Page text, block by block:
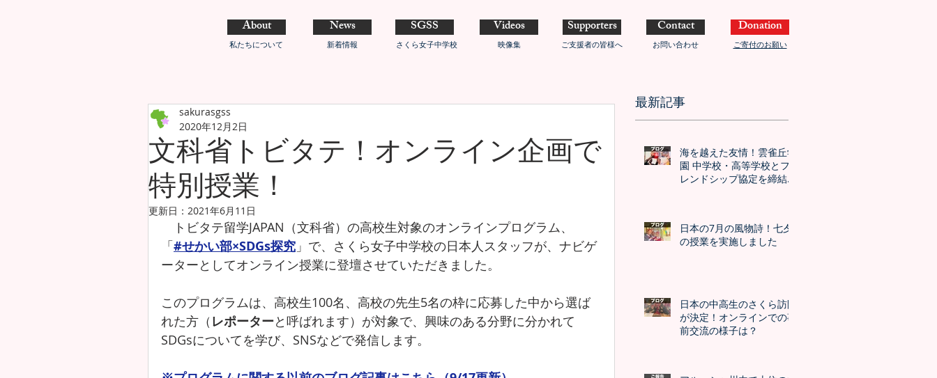
About
私たちについて
News
新着情報
SGSS
さくら女子中学校
Videos
映像集
Supporters
ご支援者の皆様へ
Contact
お問い合わせ
Donation
ご寄付のお願い
文科省トビタテ！オンライン企画で
特別授業！
sakurasgss
2020年12月2日
更新日： 2021年6月11日
トビタテ留学JAPAN（文科省）の高校生対象のオンラインプログラム、
「#せかい部×SDGs探究 」で、さくら女子中学校の日本人スタッフが、ナビゲ
ーターとしてオンライン授業に登壇させていただきました。
このプログラムは、高校生100名、高校の先生5名の枠に応募した中から選ば
れた方（ レポーターと呼ばれます）が対象で、興味のある分野に分かれて
SDGsについてを学び、SNSなどで発信します。
最新記事
海を越えた友情！雲雀丘学
園 中学校・高等学校とフ
レンドシップ協定を締結し
日本の7月の風物詩！七夕
の授業を実施しました
日本の中高生のさくら訪問
が決定！オンラインでの事
前交流の様子は？